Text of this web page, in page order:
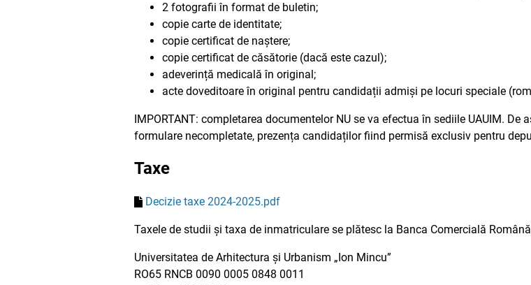
2 fotografii în format de buletin;
copie carte de identitate;
copie certificat de naștere;
copie certificat de căsătorie (dacă este cazul);
adeverință medicală în original;
acte doveditoare în original pentru candidații admiși pe locuri speciale
IMPORTANT: completarea documentelor NU se va efectua în sediile UAUIM. De
formulare necompletate, prezența candidaților fiind permisă exclusiv pentru
Taxe
Decizie taxe 2024-2025.pdf
Taxele de studii și taxa de inmatriculare se plătesc la Banca Comercială
Universitatea de Arhitectura și Urbanism „Ion Mincu”
RO65 RNCB 0090 0005 0848 0011